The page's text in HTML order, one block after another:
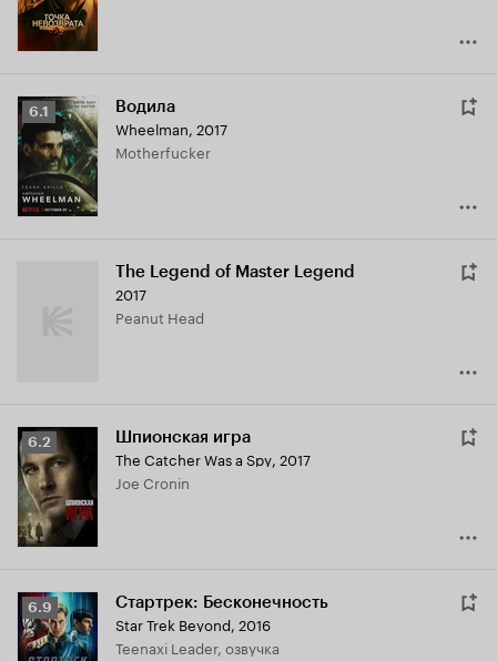
Рейтинг
Кинопоиска
6.1
6.1 Водила
Wheelman, 2017
Motherfucker
The Legend of Master Legend
2017
Peanut Head
Рейтинг
Кинопоиска
6.2
6.2 Шпионская игра
The Catcher Was a Spy, 2017
Joe Cronin
Рейтинг
Кинопоиска
6.9
6.9 Стартрек: Бесконечность
Star Trek Beyond, 2016
Teenaxi Leader, озвучка